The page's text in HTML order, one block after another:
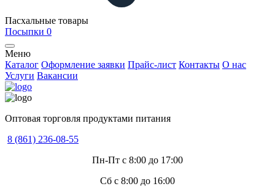
Пасхальные товары
Посыпки 0
Меню
Каталог Оформление заявки Прайс-лист Контакты О нас
Услуги Вакансии
Оптовая торговля продуктами питания
8 (861) 236-08-55
Пн-Пт с 8:00 до 17:00
Сб с 8:00 до 16:00